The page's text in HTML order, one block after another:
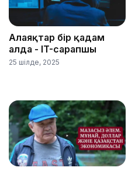
Алаяқтар бір қадам
алда - IT-сарапшы
25 шілде, 2025